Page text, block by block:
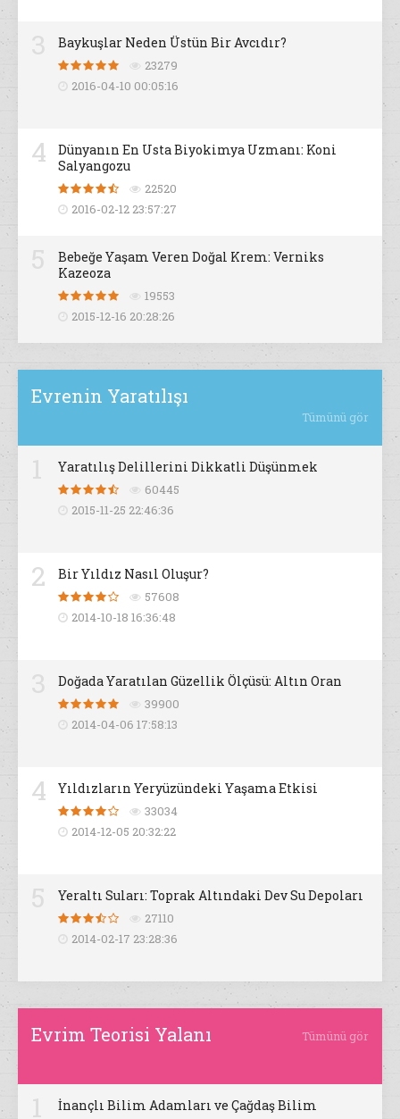
Baykuşlar Neden Üstün Bir Avcıdır?
23279
2016-04-10 00:05:16
4
Dünyanın En Usta Biyokimya Uzmanı: Koni
Salyangozu
22520
2016-02-12 23:57:27
Bebeğe Yaşam Veren Doğal Krem: Verniks
Kazeoza
19553
2015-12-16 20:28:26
Evrenin Yaratılışı
Tümünü gör
Yaratılış Delillerini Dikkatli Düşünmek
60445
2015-11-25 22:46:36
2 Bir Yıldız Nasıl Oluşur?
57608
2014-10-18 16:36:48
Doğada Yaratılan Güzellik Ölçüsü: Altın Oran
39900
2014-04-06 17:58:13
4 Yıldızların Yeryüzündeki Yaşama Etkisi
33034
2014-12-05 20:32:22
Yeraltı Suları: Toprak Altındaki Dev Su Depoları
27110
2014-02-17 23:28:36
Evrim Teorisi Yalanı Tümünü gör
İnançlı Bilim Adamları ve Çağdaş Bilim